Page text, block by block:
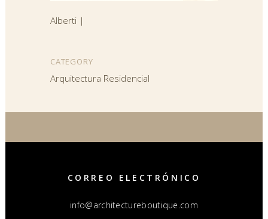
Alberti |
CATEGORY
Arquitectura Residencial
CORREO ELECTRÓNICO
info@architectureboutique.com